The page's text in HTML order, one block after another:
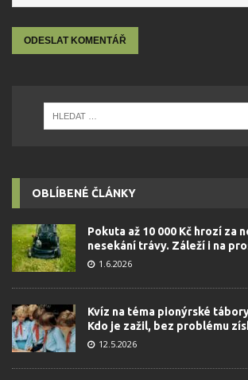
OBLÍBENÉ ČLÁNKY
Pokuta až 10 000 Kč hrozí za
nesekání trávy. Záleží i na
1.6.2026
Kvíz na téma pionýrské
Kdo je zažil, bez problému
12.5.2026